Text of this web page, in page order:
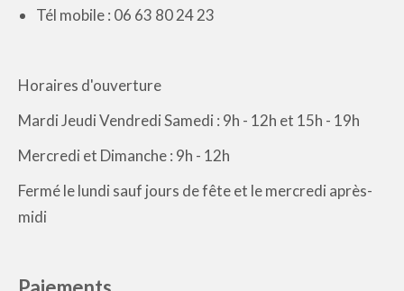
Tél mobile : 06 63 80 24 23
Horaires d'ouverture
Mardi Jeudi Vendredi Samedi : 9h - 12h et 15h - 19h
Mercredi et Dimanche : 9h - 12h
Fermé le lundi sauf jours de fête et le mercredi après-
midi